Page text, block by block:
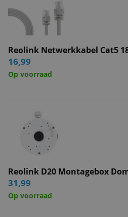
Reolink Netwerkkabel Cat5
16,99
Op voorraad
Reolink D20 Montagebox
31,99
Op voorraad